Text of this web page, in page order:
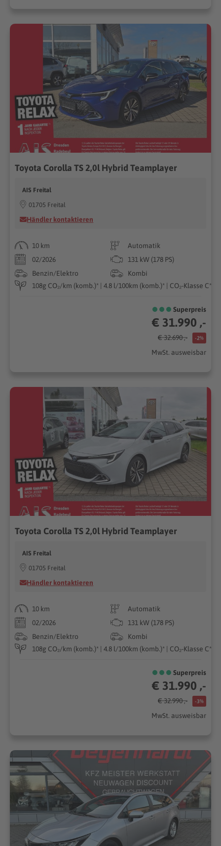
Toyota Corolla TS 2,0l Hybrid Teamplayer
AIS Freital
01705 Freital
Händler kontaktieren
10 km
Automatik
02/2026
131 kW (178 PS)
Benzin/Elektro
Kombi
108g CO₂/km (komb.)* | 4.8 l/100km (komb.)* | CO₂-Klasse C*
Superpreis
€ 31.990 ,-
€ 32.690 ,- -2%
MwSt. ausweisbar
Toyota Corolla TS 2,0l Hybrid Teamplayer
AIS Freital
01705 Freital
Händler kontaktieren
10 km
Automatik
02/2026
131 kW (178 PS)
Benzin/Elektro
Kombi
108g CO₂/km (komb.)* | 4.8 l/100km (komb.)* | CO₂-Klasse C*
Superpreis
€ 31.990 ,-
€ 32.990 ,- -3%
MwSt. ausweisbar